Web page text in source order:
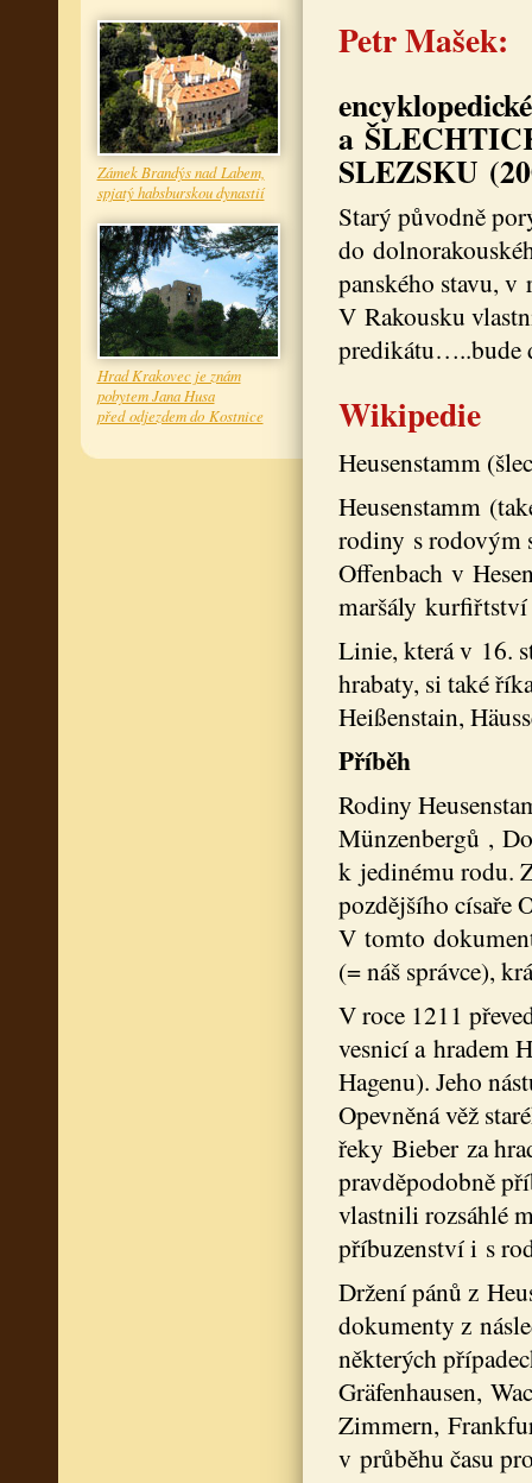
Zámek Brandýs nad Labem,
spjatý habsburskou dynastií
Hrad Krakovec je znám
pobytem Jana Husa
před odjezdem do Kostnice
Petr Mašek:
a
SLEZSKU
Starý původně
do
panského stavu, v
V Rakousku
predikátu…..bude
Wikipedie
Heusenstamm
Heusenstamm
rodiny s rodovým
Offenbach v
maršály
Linie, která v 16.
hrabaty, si také
Heißenstain,
Příběh
Rodiny
Münzenbergů ,
k jedinému rodu.
pozdějšího císaře
V tomto
(= náš správce),
V roce 1211
vesnicí a hradem
Hagenu). Jeho
Opevněná věž
řeky Bieber za
pravděpodobně
vlastnili rozsáhlé
příbuzenství i s
Držení pánů z
dokumenty z
některých
Gräfenhausen,
Zimmern,
v průběhu času